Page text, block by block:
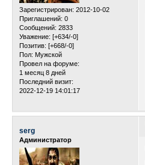
Зарегистрирован: 2012-10-02
Приглашений: 0
Сообщений: 2833
Уважение: [+634/-0]
Позитив: [+668/-0]
Пол: Мужской
Провел на форуме:
1 месяц 8 дней
Последний визит:
2022-12-19 14:01:17
serg
Администратор